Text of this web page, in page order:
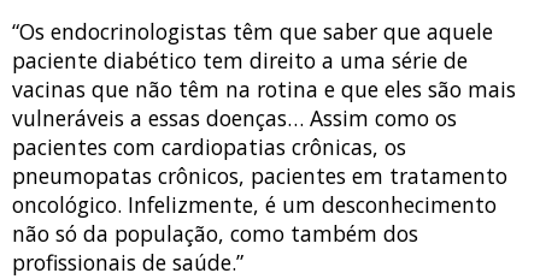
“Os endocrinologistas têm que saber que aquele
paciente diabético tem direito a uma série de
vacinas que não têm na rotina e que eles são mais
vulneráveis a essas doenças… Assim como os
pacientes com cardiopatias crônicas, os
pneumopatas crônicos, pacientes em tratamento
oncológico. Infelizmente, é um desconhecimento
não só da população, como também dos
profissionais de saúde.”